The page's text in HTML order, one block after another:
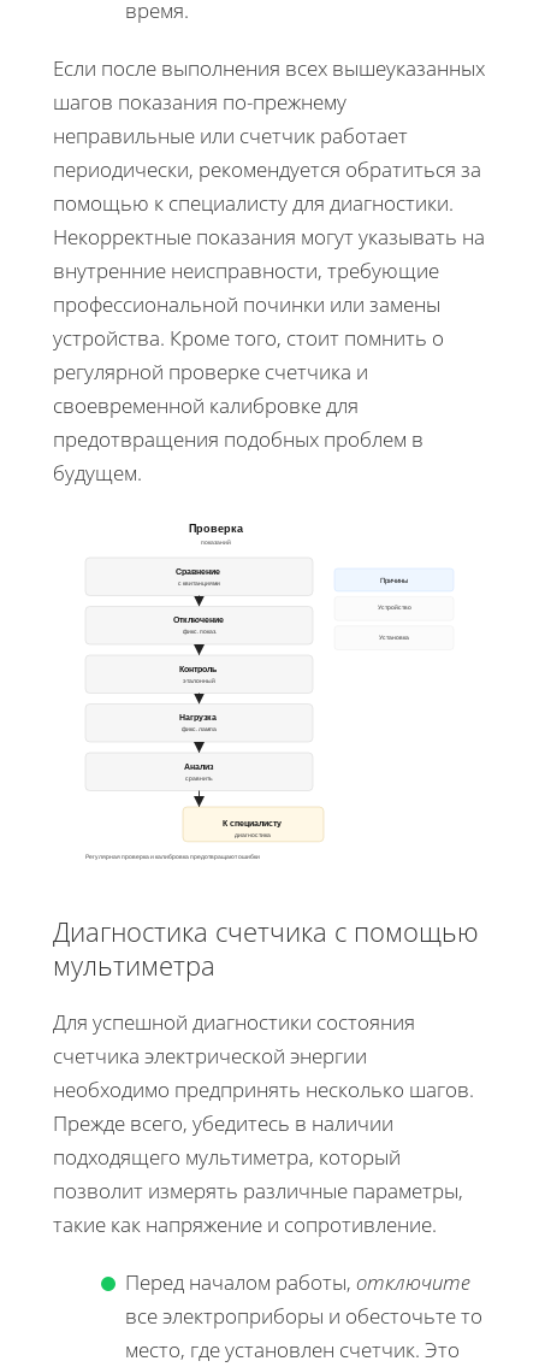
время.
Если после выполнения всех вышеуказанных
шагов показания по-прежнему
неправильные или счетчик работает
периодически, рекомендуется обратиться за
помощью к специалисту для диагностики.
Некорректные показания могут указывать на
внутренние неисправности, требующие
профессиональной починки или замены
устройства. Кроме того, стоит помнить о
регулярной проверке счетчика и
своевременной калибровке для
предотвращения подобных проблем в
будущем.
Проверка
показаний
Сравнение
с квитанциями
Отключение
фикс. показ.
Контроль
эталонный
Нагрузка
фикс. лампа
Анализ
сравнить
К специалисту
диагностика
Причины
Устройство
Установка
Регулярная проверка и калибровка предотвращают ошибки
Диагностика счетчика с помощью
мультиметра
Для успешной диагностики состояния
счетчика электрической энергии
необходимо предпринять несколько шагов.
Прежде всего, убедитесь в наличии
подходящего мультиметра, который
позволит измерять различные параметры,
такие как напряжение и сопротивление.
Перед началом работы, отключите
все электроприборы и обесточьте то
место, где установлен счетчик. Это